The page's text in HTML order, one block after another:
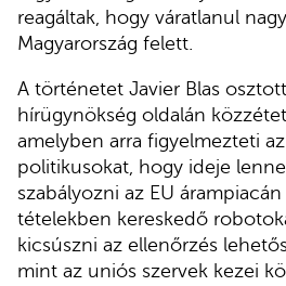
reagáltak, hogy váratlanul
Magyarország felett.
A történetet Javier Blas
hírügynökség oldalán
amelyben arra figyelmezteti
politikusokat, hogy ideje
szabályozni az EU
tételekben kereskedő
kicsúszni az ellenőrzés
mint az uniós szervek kezei